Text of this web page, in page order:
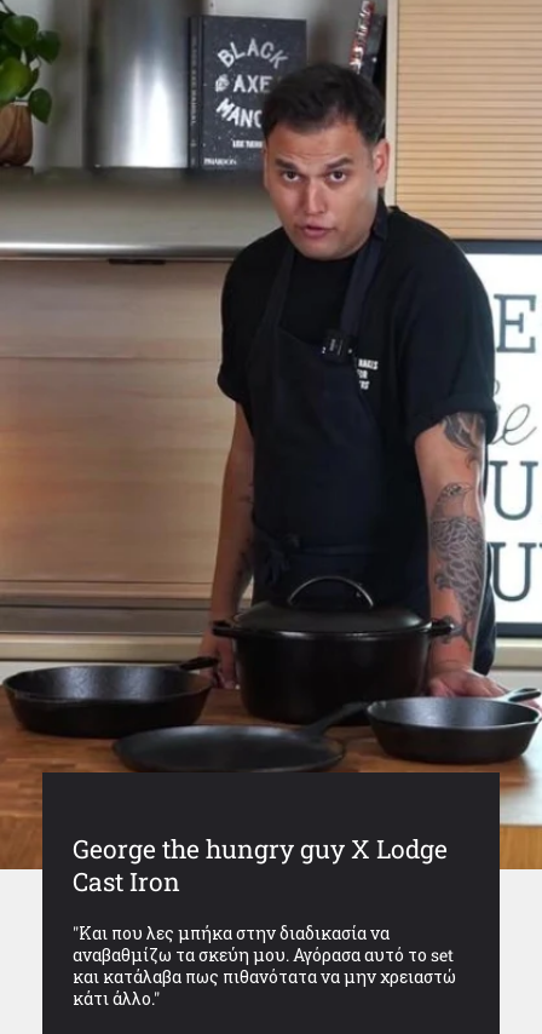
George the hungry guy X Lodge
Cast Iron
"Και που λες μπήκα στην διαδικασία να
αναβαθμίζω τα σκεύη μου. Αγόρασα αυτό το set
και κατάλαβα πως πιθανότατα να μην χρειαστώ
κάτι άλλο."